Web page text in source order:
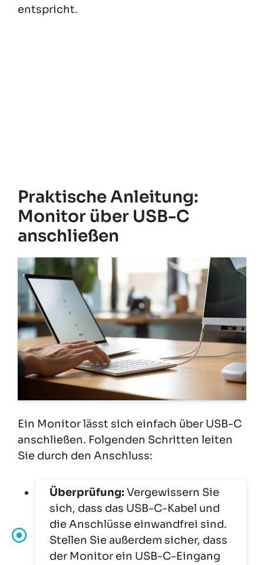
entspricht.
Praktische Anleitung:
Monitor über USB-C
anschließen
Ein Monitor lässt sich einfach über USB-C
anschließen. Folgenden Schritten leiten
Sie durch den Anschluss:
Überprüfung: Vergewissern Sie
sich, dass das USB-C-Kabel und
die Anschlüsse einwandfrei sind.
Stellen Sie außerdem sicher, dass
der Monitor ein USB-C-Eingang